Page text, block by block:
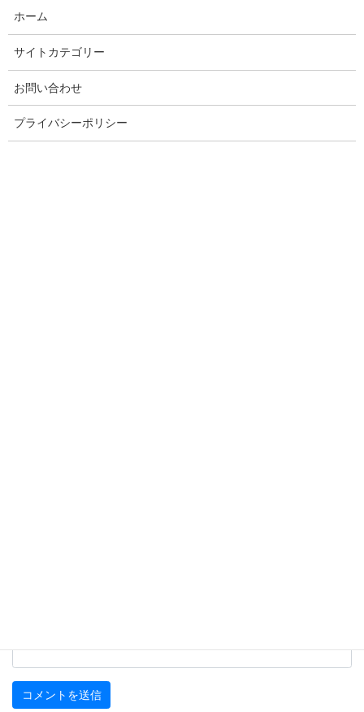
Threads Hatena LINE
Copy
ホーム
サイトカテゴリー
お問い合わせ
プライバシーポリシー